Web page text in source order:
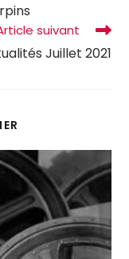
suivant
Juillet 2021